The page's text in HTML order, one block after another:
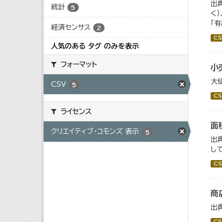
統計 5
経済センサス 2
人気のある タグ のみを表示
フォーマット
CSV 5
ライセンス
クリエイティブ・コモンズ 表示 5
出
く
「
小
大
面
出
し
商
出